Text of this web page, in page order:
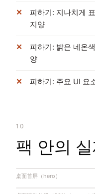
피하기: 지나치게
지양
피하기: 밝은 네온
양
피하기: 주요 UI 요
10
팩 안의
桌面首屏（hero）